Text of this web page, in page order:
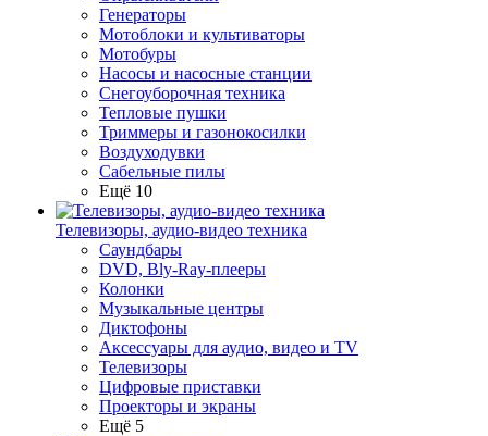
Генераторы
Мотоблоки и культиваторы
Мотобуры
Насосы и насосные станции
Снегоуборочная техника
Тепловые пушки
Триммеры и газонокосилки
Воздуходувки
Сабельные пилы
Ещё 10
Телевизоры, аудио-видео техника
Саундбары
DVD, Bly-Ray-плееры
Колонки
Музыкальные центры
Диктофоны
Аксессуары для аудио, видео и TV
Телевизоры
Цифровые приставки
Проекторы и экраны
Ещё 5